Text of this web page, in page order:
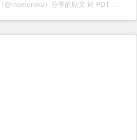
（@momoreku）分享的貼文 於 PDT 2019 年 7月 月 10 日 上午 8:42 張貼